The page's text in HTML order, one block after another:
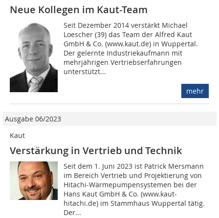
Neue Kollegen im Kaut-Team
Seit Dezember 2014 verstärkt Michael
Loescher (39) das Team der Alfred Kaut
GmbH & Co. (www.kaut.de) in Wuppertal.
Der gelernte Industriekaufmann mit
mehrjährigen Vertriebserfahrungen
unterstützt...
mehr
Ausgabe 06/2023
Kaut
Verstärkung in Vertrieb und Technik
Seit dem 1. Juni 2023 ist Patrick Mersmann
im Bereich Vertrieb und Projektierung von
Hitachi-Wärmepumpensystemen bei der
Hans Kaut GmbH & Co. (www.kaut-
hitachi.de) im Stammhaus Wuppertal tätig.
Der...